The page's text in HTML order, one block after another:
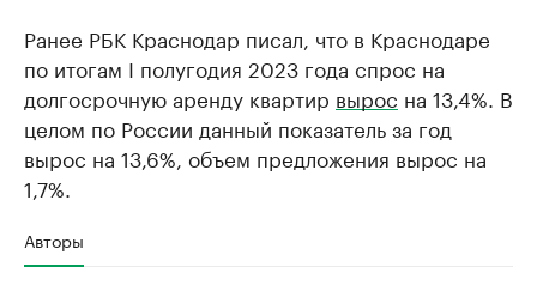
Ранее РБК Краснодар писал, что в Краснодаре
по итогам I полугодия 2023 года спрос на
долгосрочную аренду квартир вырос на 13,4%. В
целом по России данный показатель за год
вырос на 13,6%, объем предложения вырос на
1,7%.
Авторы